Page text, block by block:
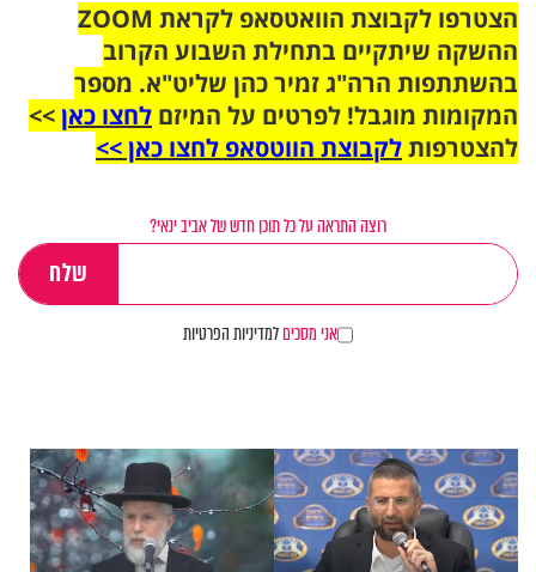
הצטרפו לקבוצת הוואטסאפ לקראת ZOOM
ההשקה שיתקיים בתחילת השבוע הקרוב
בהשתתפות הרה"ג זמיר כהן שליט"א. מספר
המקומות מוגבל! לפרטים על המיזם לחצו כאן>>
להצטרפותלקבוצת הווטסאפ לחצו כאן >>
רוצה התראה על כל תוכן חדש של אביב ינאי?
אני מסכיםלמדיניות הפרטיות